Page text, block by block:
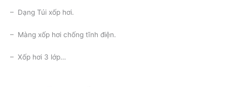
– Dạng Túi xốp hơi.
– Màng xốp hơi chống tĩnh điện.
– Xốp hơi 3 lớp…